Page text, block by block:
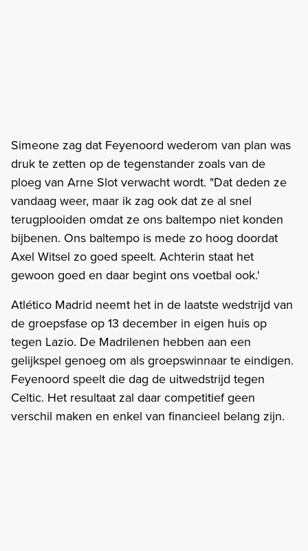
Simeone zag dat Feyenoord wederom van plan was
druk te zetten op de tegenstander zoals van de
ploeg van Arne Slot verwacht wordt. "Dat deden ze
vandaag weer, maar ik zag ook dat ze al snel
terugplooiden omdat ze ons baltempo niet konden
bijbenen. Ons baltempo is mede zo hoog doordat
Axel Witsel zo goed speelt. Achterin staat het
gewoon goed en daar begint ons voetbal ook.'
Atlético Madrid neemt het in de laatste wedstrijd van
de groepsfase op 13 december in eigen huis op
tegen Lazio. De Madrilenen hebben aan een
gelijkspel genoeg om als groepswinnaar te eindigen.
Feyenoord speelt die dag de uitwedstrijd tegen
Celtic. Het resultaat zal daar competitief geen
verschil maken en enkel van financieel belang zijn.